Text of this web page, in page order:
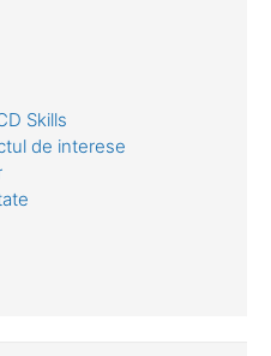
Skills
de interese